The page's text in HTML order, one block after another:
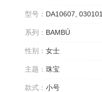
型号： DA10607, 030101
系列： BAMBÚ
性别： 女士
主题： 珠宝
款式： 小号